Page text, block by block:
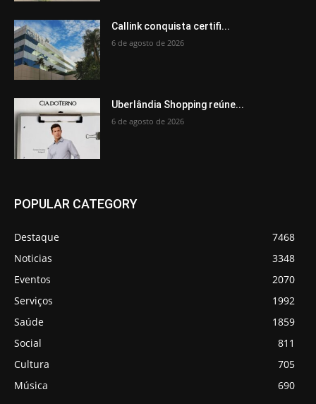
Callink conquista certifi...
6 de agosto de 2026
Uberlândia Shopping reúne...
6 de agosto de 2026
POPULAR CATEGORY
Destaque
7468
Noticias
3348
Eventos
2070
Serviços
1992
Saúde
1859
Social
811
Cultura
705
Música
690